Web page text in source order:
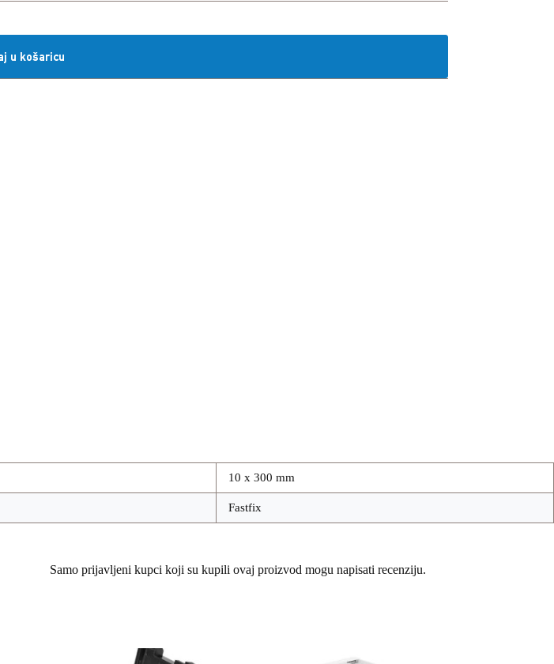
u košaricu
10 x 300 mm
Fastfix
Samo prijavljeni kupci koji su kupili ovaj proizvod mogu napisati recenziju.